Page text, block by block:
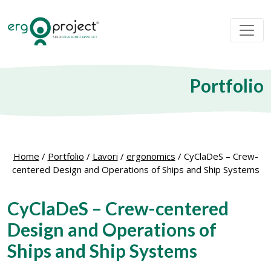
Portfolio
Home / Portfolio / Lavori / ergonomics / CyClaDeS – Crew-
centered Design and Operations of Ships and Ship Systems
CyClaDeS – Crew-centered
Design and Operations of
Ships and Ship Systems